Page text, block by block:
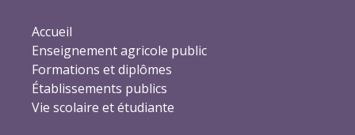
Accueil
Enseignement agricole public
Formations et diplômes
Établissements publics
Vie scolaire et étudiante